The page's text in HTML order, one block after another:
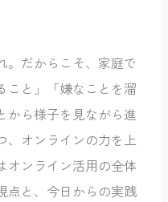
。だからこそ、家庭で
こと」「嫌なことを溜
から様子を見ながら進
、オンラインの力を上
オンライン活用の全体
点と、今日からの実践